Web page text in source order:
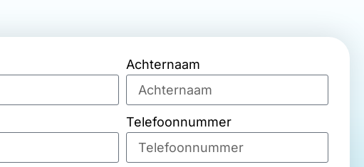
Achternaam
Telefoonnummer